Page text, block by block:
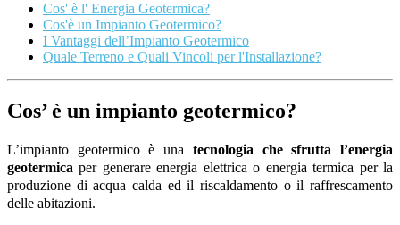
Cos' è l' Energia Geotermica?
Cos'è un Impianto Geotermico?
I Vantaggi dell’Impianto Geotermico
Quale Terreno e Quali Vincoli per l'Installazione?
Cos’ è un impianto geotermico?
L’impianto geotermico è una tecnologia che sfrutta l’energia
geotermica per generare energia elettrica o energia termica per la
produzione di acqua calda ed il riscaldamento o il raffrescamento
delle abitazioni.